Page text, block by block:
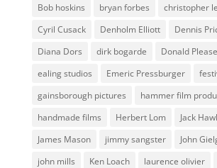
Bob hoskins
bryan forbes
christopher
Cyril Cusack
Denholm Elliott
Dennis
Diana Dors
dirk bogarde
Donald
ealing studios
Emeric Pressburger
gainsborough pictures
hammer film
handmade films
Herbert Lom
Jack
James Mason
jimmy sangster
John
john mills
Ken Loach laurence olivier